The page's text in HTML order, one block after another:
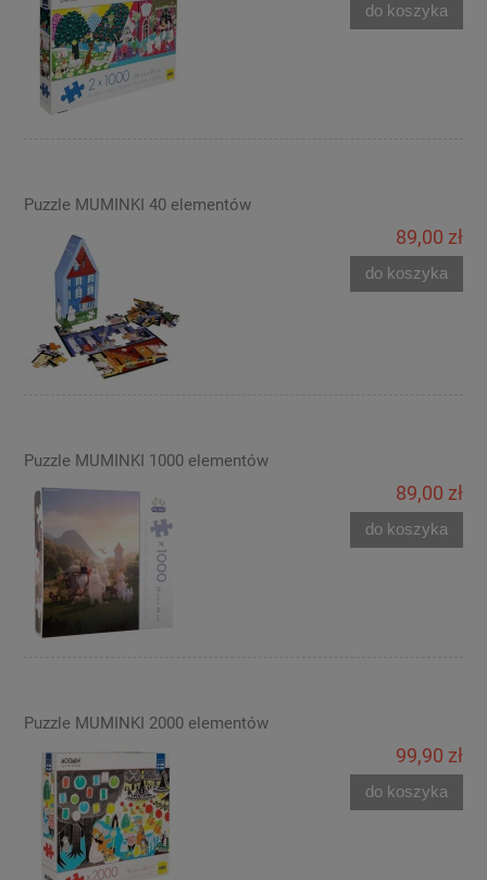
do koszyka
Puzzle MUMINKI 40 elementów
89,00 zł
do koszyka
Puzzle MUMINKI 1000 elementów
89,00 zł
do koszyka
Puzzle MUMINKI 2000 elementów
99,90 zł
do koszyka